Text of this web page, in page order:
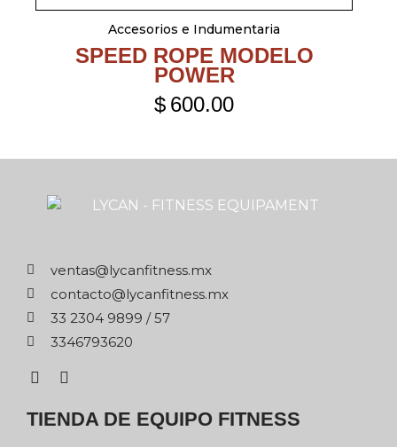
Accesorios e Indumentaria
SPEED ROPE MODELO
POWER
$ 600.00
xm.ssentifnacyl@satnev
xm.ssentifnacyl@otcatnoc
75 / 9989 4032 33
0263976433
TIENDA DE EQUIPO FITNESS